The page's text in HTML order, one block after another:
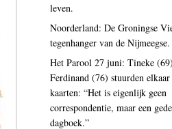
leven.
Noorderland: De Groningse
tegenhanger van de Nijmeegse.
Het Parool 27 juni: Tineke
Ferdinand (76) stuurden elkaar
kaarten: “Het is eigenlijk geen
correspondentie, maar een
dagboek.”